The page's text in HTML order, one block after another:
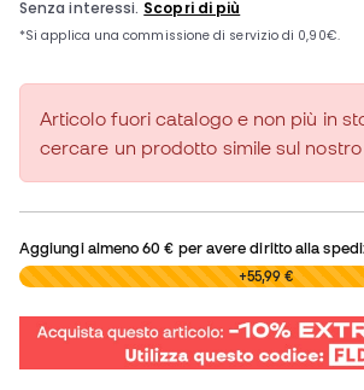
Articolo fuori catalogo e non più in
cercare un prodotto simile sul
Aggiungi almeno60 € per avere diritto alla
0,00 € +55,99 €